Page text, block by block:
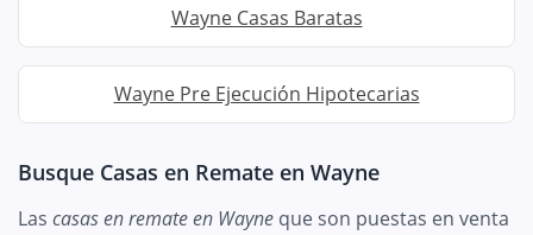
Wayne Casas Baratas
Wayne Pre Ejecución Hipotecarias
Busque Casas en Remate en Wayne
Las casas en remate en Wayne que son puestas en venta